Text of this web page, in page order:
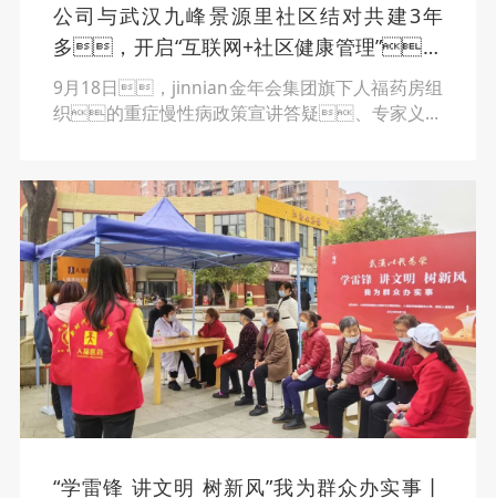
公司与武汉九峰景源里社区结对共建3年
多，开启“互联网+社区健康管理”的
新模式，打通了社区居民健康服务“最后
一公里”
9月18日，jinnian金年会集团旗下人福药房组
织的重症慢性病政策宣讲答疑、专家义诊
授，中医专家朴濬博士，武汉市第三人民
医院心内科主任李东升教授、副主任邓应忠教
授，武汉市武医世家运动医学团队，针对
高血压、糖尿病、慢阻肺、血管介入
治疗、恶性肿瘤等23个病种开展联合坐
诊，为社区200多位居民送去了爱心服
务。
“学雷锋 讲文明 树新风”我为群众办实事丨